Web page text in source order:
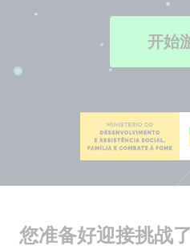
开始
您准备好迎接挑战